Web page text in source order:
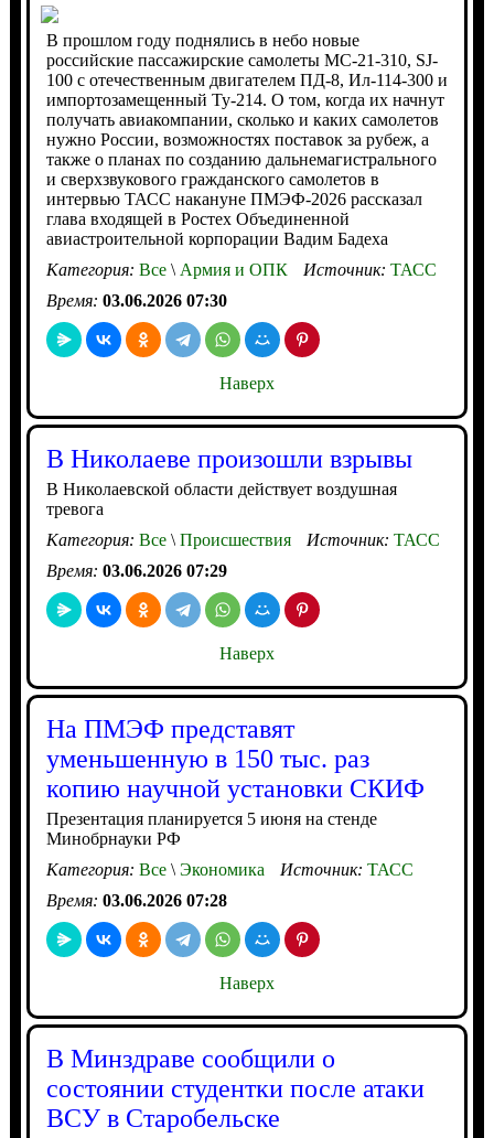
В прошлом году поднялись в небо новые
российские пассажирские самолеты МС-21-310, SJ-
100 с отечественным двигателем ПД-8, Ил-114-300 и
импортозамещенный Ту-214. О том, когда их начнут
получать авиакомпании, сколько и каких самолетов
нужно России, возможностях поставок за рубеж, а
также о планах по созданию дальнемагистрального
и сверхзвукового гражданского самолетов в
интервью ТАСС накануне ПМЭФ-2026 рассказал
глава входящей в Ростех Объединенной
авиастроительной корпорации Вадим Бадеха
Категория: Все\Армия и ОПК Источник: ТАСС
Время: 03.06.2026 07:30
Наверх
В Николаеве произошли взрывы
В Николаевской области действует воздушная
тревога
Категория: Все\Происшествия Источник: ТАСС
Время: 03.06.2026 07:29
Наверх
На ПМЭФ представят
уменьшенную в 150 тыс. раз
копию научной установки СКИФ
Презентация планируется 5 июня на стенде
Минобрнауки РФ
Категория: Все\Экономика Источник: ТАСС
Время: 03.06.2026 07:28
Наверх
В Минздраве сообщили о
состоянии студентки после атаки
ВСУ в Старобельске